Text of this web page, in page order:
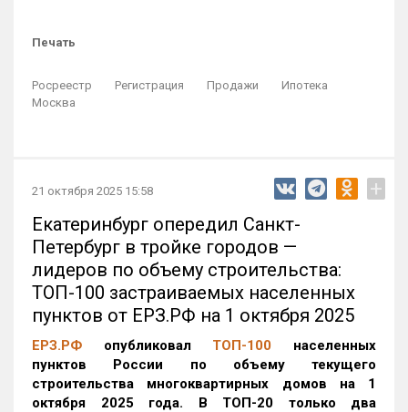
Печать
Росреестр Регистрация Продажи
Ипотека
Москва
21 октября 2025 15:58 +
Екатеринбург опередил Санкт-
Петербург в тройке городов —
лидеров по объему строительства:
ТОП-100 застраиваемых населенных
пунктов от ЕРЗ.РФ на 1 октября 2025
ЕРЗ.РФ опубликовал ТОП-100 населенных
пунктов России по объему текущего
строительства многоквартирных домов на 1
октября 2025 года. В ТОП-20 только два